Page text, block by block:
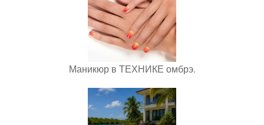
Маникюр в ТЕХНИКЕ омбрэ.